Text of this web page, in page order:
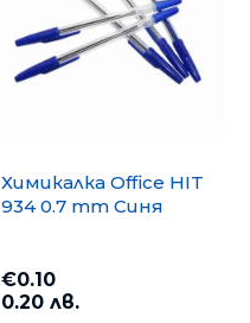
Химикалка Office HIT
934 0.7 mm Синя
€0.10
0.20 лв.